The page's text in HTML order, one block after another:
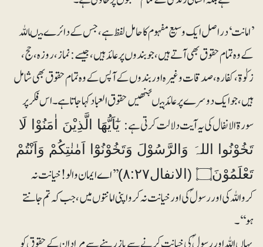
’امانت‘ دراصل ایک وسیع مفہوم کا حامل لفظ ہے، جس کے دائرے میںاللہ
کے وہ تمام حقوق بھی آتے ہیں، جو بندوں پر عائد ہیں، جیسے: نماز، روزہ، حج،
زکوٰۃ، کفارہ، صدقات وغیرہ اور بندوں کے آپس کے وہ تمام حقوق بھی شامل
ہیں، جو ایک دوسرے پر عائد ہیںجنھیں حقوق العباد کہاجاتا ہے۔ اس فکر پر
سورۃ الانفال کی یہ آیت دلالت کرتی ہے:يٰٓاَيُّھَا الَّذِيْنَ اٰمَنُوْا لَا
تَخُوْنُوا اللہَ وَالرَّسُوْلَ وَتَخُوْنُوْٓا اَمٰنٰتِكُمْ وَاَنْتُمْ
تَعْلَمُوْنَ۝ (الانفال۸:۲۷)
’’اے ایمان والو! خیانت نہ
کرواللہ کی اور رسولؐ کی اور خیانت نہ کرو اپنی امانتوں میں، جب کہ تم جانتے
ہو‘‘۔